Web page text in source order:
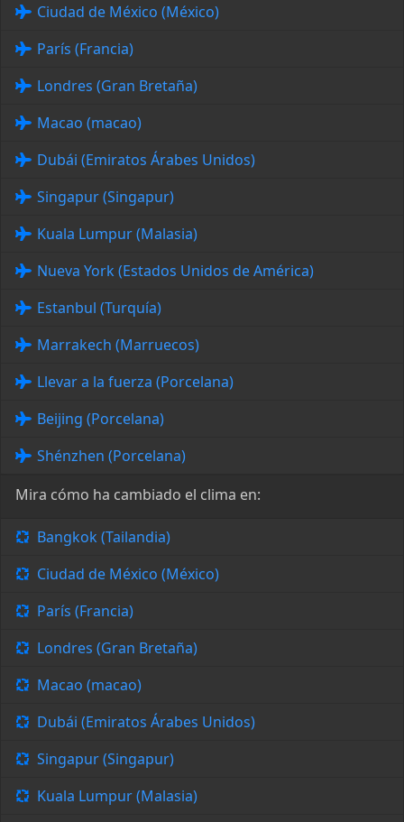
Ciudad de México (México)
París (Francia)
Londres (Gran Bretaña)
Macao (macao)
Dubái (Emiratos Árabes Unidos)
Singapur (Singapur)
Kuala Lumpur (Malasia)
Nueva York (Estados Unidos de América)
Estanbul (Turquía)
Marrakech (Marruecos)
Llevar a la fuerza (Porcelana)
Beijing (Porcelana)
Shénzhen (Porcelana)
Mira cómo ha cambiado el clima en:
Bangkok (Tailandia)
Ciudad de México (México)
París (Francia)
Londres (Gran Bretaña)
Macao (macao)
Dubái (Emiratos Árabes Unidos)
Singapur (Singapur)
Kuala Lumpur (Malasia)